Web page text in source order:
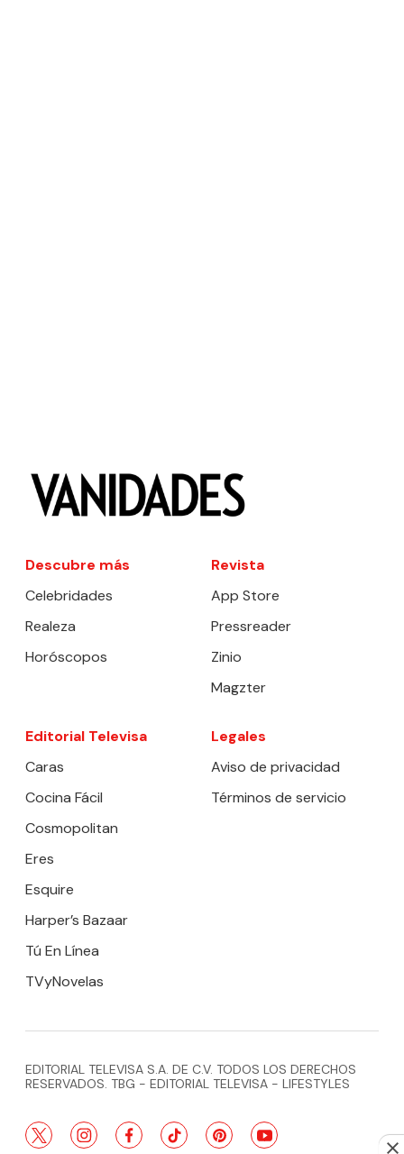
Descubre más
Celebridades
Realeza
Horóscopos
Revista
App Store
Pressreader
Zinio
Magzter
Editorial Televisa
Caras
Cocina Fácil
Cosmopolitan
Eres
Esquire
Harper’s Bazaar
Tú En Línea
TVyNovelas
Legales
Aviso de privacidad
Términos de servicio
EDITORIAL TELEVISA S.A. DE C.V. TODOS LOS DERECHOS
RESERVADOS. TBG - EDITORIAL TELEVISA - LIFESTYLES
twitterinstagramfacebooktiktokpinterestyoutube